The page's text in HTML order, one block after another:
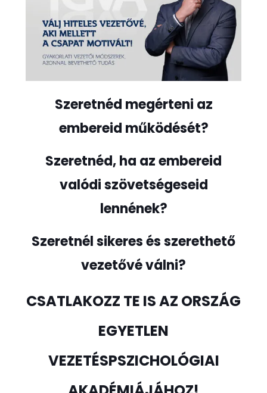
Szeretnéd megérteni az
embereid működését?
Szeretnéd, ha az embereid
valódi szövetségeseid
lennének?
Szeretnél sikeres és szerethető
vezetővé válni?
CSATLAKOZZ TE IS AZ ORSZÁG
EGYETLEN
VEZETÉSPSZICHOLÓGIAI